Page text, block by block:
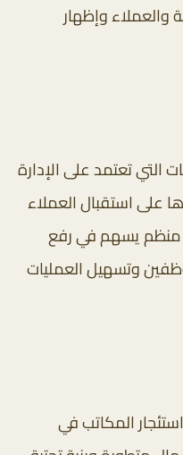
والعملاء وإظهار
التي تعتمد على الإدارة
على استقبال العملاء
يسهم في رفع
وتسهيل العمليات
المكاتب في